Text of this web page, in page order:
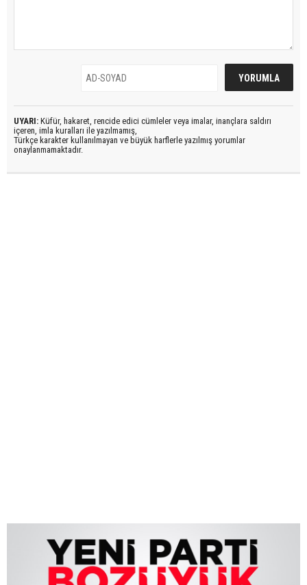
UYARI: Küfür, hakaret, rencide edici cümleler veya imalar, inançlara saldırı
içeren, imla kuralları ile yazılmamış,
Türkçe karakter kullanılmayan ve büyük harflerle yazılmış yorumlar
onaylanmamaktadır.